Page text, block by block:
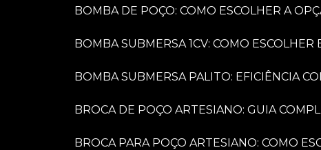
BOMBA DE POÇO: COMO ESCOLHER A
BOMBA SUBMERSA 1CV: COMO
BOMBA SUBMERSA PALITO: EFICIÊNCIA
BROCA DE POÇO ARTESIANO: GUIA
BROCA PARA POÇO ARTESIANO: COMO